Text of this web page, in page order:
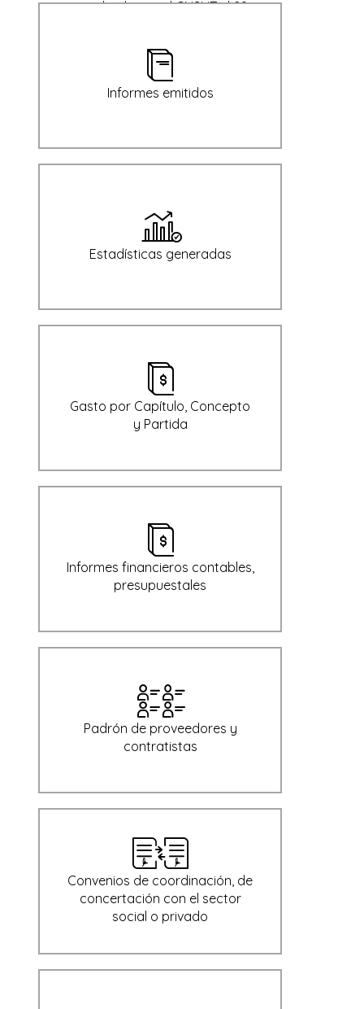
aprobada por el CNSNT el 29
Informes emitidos
Estadísticas generadas
Gasto por Capítulo, Concepto
y Partida
Informes financieros contables,
presupuestales
Padrón de proveedores y
contratistas
Convenios de coordinación, de
concertación con el sector
social o privado